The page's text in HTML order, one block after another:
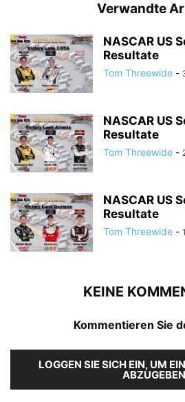
Verwandte
NASCAR US
Resultate
Tom Threewide -
NASCAR US
Resultate
Tom Threewide -
NASCAR US
Resultate
Tom Threewide -
KEINE
Kommentieren Sie
LOGGEN SIE SICH EIN, UM
ABZUGEBEN